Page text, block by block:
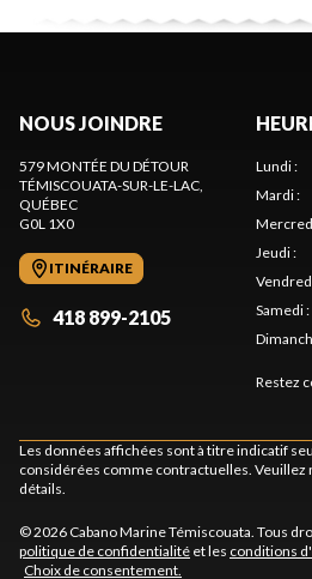
NOUS JOINDRE
579 MONTÉE DU DÉTOUR
TÉMISCOUATA-SUR-LE-LAC
QUÉBEC
G0L 1X0
ITINÉRAIRE
418 899-2105
Lundi:
Mardi:
Jeudi:
Samedi:
Restez
Les données affichées sont à titre indicatif
considérées comme contractuelles. Veuillez
détails.
© 2026 Cabano Marine Témiscouata. Tous
politique de confidentialité et les conditions
Choix de consentement.